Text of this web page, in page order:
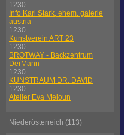
1230
Info Karl Stark, ehem. galerie
austria
1230
Kunstverein ART 23
1230
BROTWAY - Backzentrum
DerMann
1230
KUNSTRAUM DR. DAVID
1230
Atelier Eva Meloun
Niederösterreich (113)